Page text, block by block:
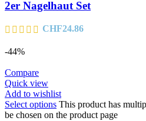
2er Nagelhaut Set
CHF24.86
-44%
Compare
Quick view
Add to wishlist
Select options This product has
be chosen on the product page